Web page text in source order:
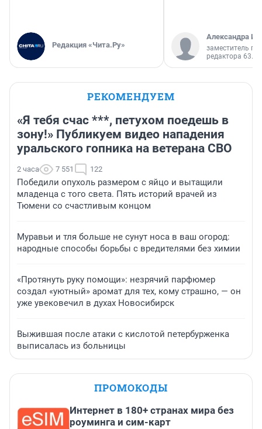
Редакция «Чита.Ру»
Александра
заместитель
редактора 63.RU
РЕКОМЕНДУЕМ
«Я тебя счас ***, петухом поедешь в
зону!» Публикуем видео нападения
уральского гопника на ветерана СВО
2 часа 7 551 122
Победили опухоль размером с яйцо и вытащили
младенца с того света. Пять историй врачей из
Тюмени со счастливым концом
Муравьи и тля больше не сунут носа в ваш огород:
народные способы борьбы с вредителями без химии
«Протянуть руку помощи»: незрячий парфюмер
создал «уютный» аромат для тех, кому страшно, — он
уже увековечил в духах Новосибирск
Выжившая после атаки с кислотой петербурженка
выписалась из больницы
ПРОМОКОДЫ
Интернет в 180+ странах мира без
роуминга и сим-карт